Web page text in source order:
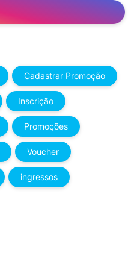
Cadastrar Promoção
Inscrição
Promoções
Voucher
ingressos